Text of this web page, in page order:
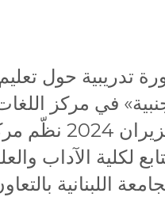
تدريبية حول
حزيران
لكلية الآداب
اللبنانية